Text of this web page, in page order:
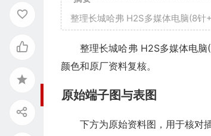
整理长城哈弗 H2S多媒体电脑(8针
整理长城哈弗 H2S多媒体电
颜色和原厂资料复核。
原始端子图与表图
下方为原始资料图，用于核对